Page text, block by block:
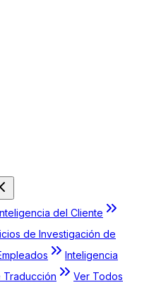
del Cliente
de Investigación de
Inteligencia
Traducción
Ver Todos